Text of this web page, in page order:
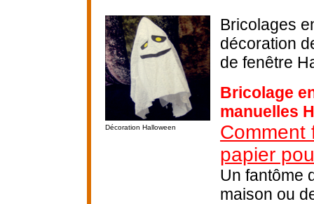
Décoration Halloween
Bricolages
décoration
de fenêtre
Bricolage
manuelles
Comment
papier
Un fantôme
maison ou